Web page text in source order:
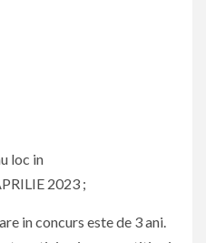
loc in
2023 ;
in concurs este de 3 ani.